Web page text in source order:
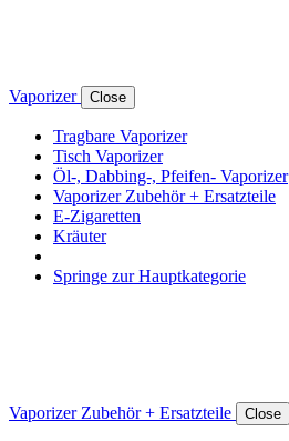
Vaporizer Close
Tragbare Vaporizer
Tisch Vaporizer
Öl-, Dabbing-, Pfeifen- Vaporizer
Vaporizer Zubehör + Ersatzteile
E-Zigaretten
Kräuter
Springe zur Hauptkategorie
Vaporizer Zubehör + Ersatzteile Close